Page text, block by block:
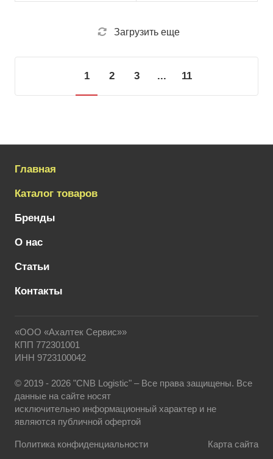
Загрузить еще
1 2 3 ... 11
Главная
Каталог товаров
Бренды
О нас
Статьи
Контакты
«ООО «Ахалтек Сервис»»
КПП 772301001
ИНН 9723100042
© 2019 - 2026 "CNB Logistic" – Все права защищены. Все
данные на сайте носят
исключительно информационный характер и не
являются публичной офертой
Политика конфиденциальности Карта сайта